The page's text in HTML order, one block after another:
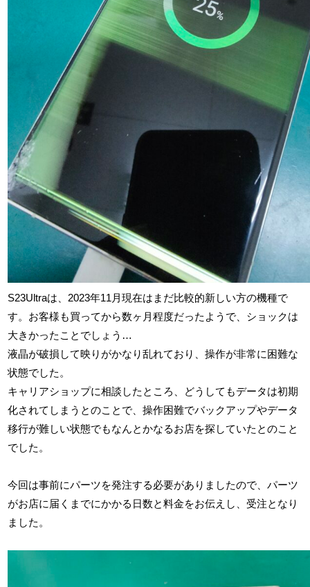
S23Ultraは、2023年11月現在はまだ比較的新しい方の機種で
す。お客様も買ってから数ヶ月程度だったようで、ショックは
大きかったことでしょう…
液晶が破損して映りがかなり乱れており、操作が非常に困難な
状態でした。
キャリアショップに相談したところ、どうしてもデータは初期
化されてしまうとのことで、操作困難でバックアップやデータ
移行が難しい状態でもなんとかなるお店を探していたとのこと
でした。
今回は事前にパーツを発注する必要がありましたので、パーツ
がお店に届くまでにかかる日数と料金をお伝えし、受注となり
ました。